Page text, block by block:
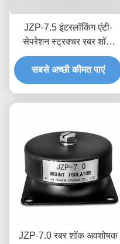
JZP-7.5 इंटरलॉकिंग एंटी-
सेपरेशन स्ट्रक्चर रबर शॉक
एब्जॉर्बर परमानेंट मोल्डेड लॉट
ट्रेसेबिलिटी के साथ
सबसे अच्छी कीमत पाएं
JZP-7.0 रबर शॉक अवशोषक